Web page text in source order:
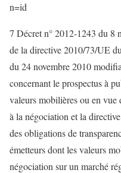
n=id
7 Décret n° 2012-1243 du 8
de la directive 2010/73/UE
du 24 novembre 2010
concernant le prospectus à
valeurs mobilières ou en vue
à la négociation et la
des obligations de
émetteurs dont les valeurs
négociation sur un marché